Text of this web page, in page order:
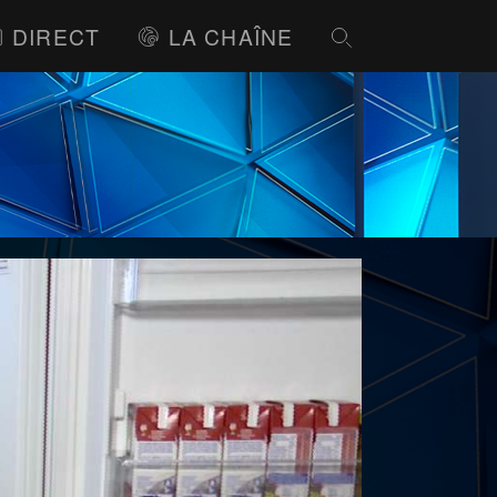
DIRECT LA CHAÎNE